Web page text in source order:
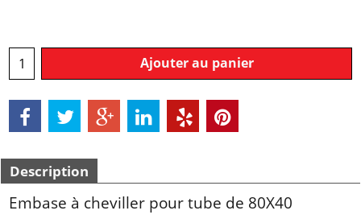
Ajouter au panier
Description
Embase à cheviller pour tube de 80X40